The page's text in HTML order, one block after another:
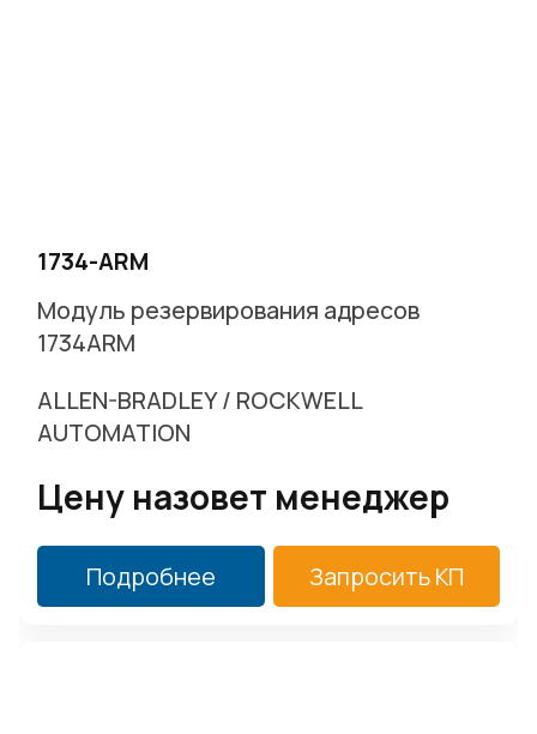
1734-ARM
Модуль резервирования адресов
1734ARM
ALLEN-BRADLEY / ROCKWELL
AUTOMATION
Цену назовет менеджер
Подробнее Запросить КП